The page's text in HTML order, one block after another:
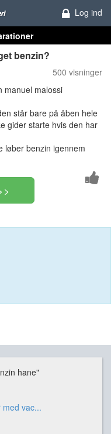
Log ind
benzin?
500 visninger
manuel malossi
står bare på åben hele
gider starte hvis den har
løber benzin igennem
hane"
vac...